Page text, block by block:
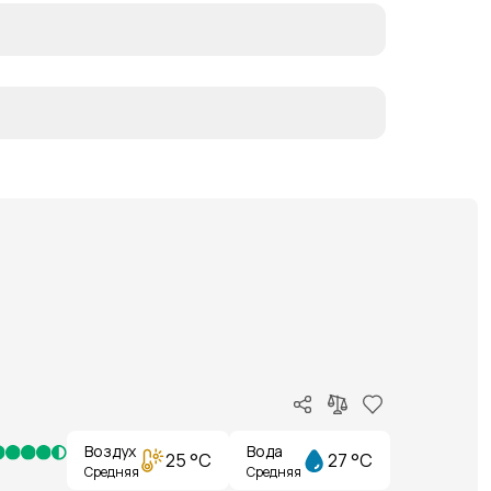
Воздух
Средняя 25 °C Вода
Средняя 27 °C